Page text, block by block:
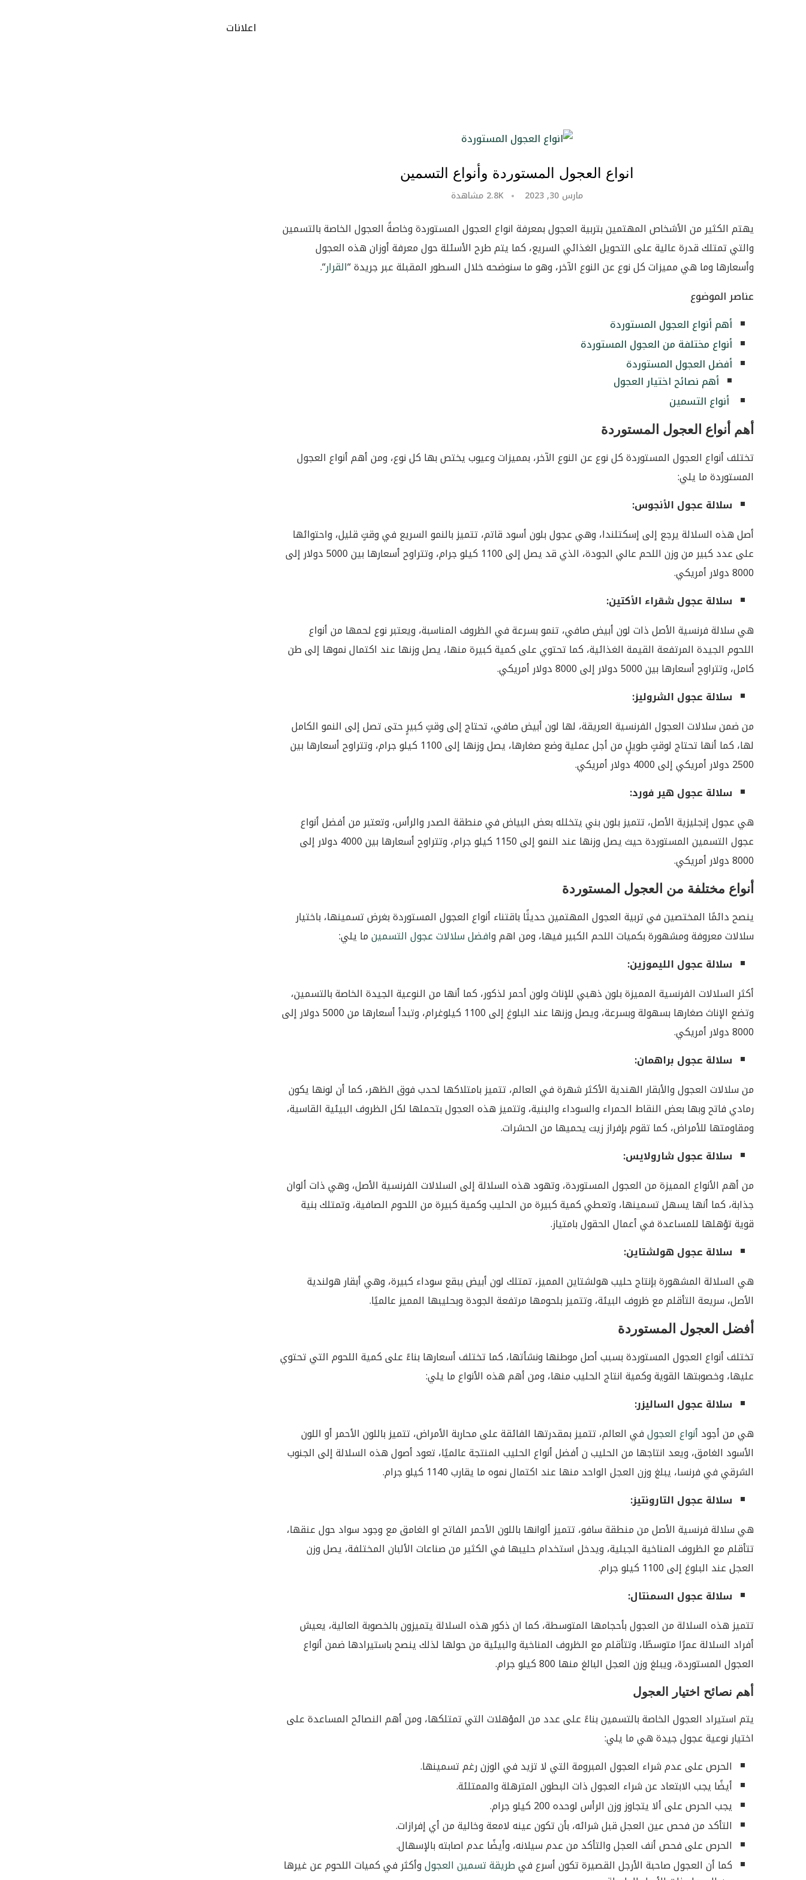
انواع العجول المستوردة وأنواع التسمين
مارس 30, 2023
2.8K مشاهدة
يهتم الكثير من الأشخاص المهتمين بتربية العجول بمعرفة انواع العجول المستوردةوخاصةً العجول الخاصة بالتسمين
والتي تمتلك قدرة عالية على التحويل الغذائي السريع، كما يتم طرح الأسئلة حول معرفة أوزان هذه العجول
وأسعارها وما هي مميزات كل نوع عن النوع الآخر، وهو ما سنوضحه خلال السطور المقبلة عبر جريدة “القرار“.
عناصر الموضوع
أهم أنواع العجول المستوردة
أنواع مختلفة من العجول المستوردة
أفضل العجول المستوردة
أهم نصائح اختيار العجول
أنواع التسمين
أهم أنواع العجول المستوردة
تختلفأنواع العجول المستوردةكل نوع عن النوع الآخر، بمميزات وعيوب يختص بها كل نوع، ومن أهم أنواع العجول
المستوردة ما يلي:
سلالة عجول الأنجوس:
أصل هذه السلالة يرجع إلى إسكتلندا، وهي عجول بلون أسود قاتم، تتميز بالنمو السريع في وقتٍ قليل، واحتوائها
على عدد كبير من وزن اللحم عالي الجودة، الذي قد يصل إلى 1100 كيلو جرام، وتتراوح أسعارها بين 5000 دولار إلى
8000 دولار أمريكي.
سلالة عجول شقراء الأكتين:
هي سلالة فرنسية الأصل ذات لون أبيض صافي، تنمو بسرعة في الظروف المناسبة، ويعتبر نوع لحمها من أنواع
اللحوم الجيدة المرتفعة القيمة الغذائية، كما تحتوي على كمية كبيرة منها، يصل وزنها عند اكتمال نموها إلى طن
كامل، وتتراوح أسعارها بين 5000 دولار إلى 8000 دولار أمريكي.
سلالة عجول الشروليز:
من ضمن سلالات العجول الفرنسية العريقة، لها لون أبيض صافي، تحتاج إلى وقتٍ كبيرٍ حتى تصل إلى النمو الكامل
لها، كما أنها تحتاج لوقتٍ طويلٍ من أجل عملية وضع صغارها، يصل وزنها إلى 1100 كيلو جرام، وتتراوح أسعارها بين
2500 دولار أمريكي إلى 4000 دولار أمريكي.
سلالة عجول هير فورد:
هي عجول إنجليزية الأصل، تتميز بلون بني يتخلله بعض البياض في منطقة الصدر والرأس، وتعتبر من أفضل أنواع
عجول التسمين المستوردة حيث يصل وزنها عند النمو إلى 1150 كيلو جرام، وتتراوح أسعارها بين 4000 دولار إلى
8000 دولار أمريكي.
أنواع مختلفة من العجول المستوردة
ينصح دائمًا المختصين في تربية العجول المهتمين حديثًا باقتناء أنواع العجول المستوردةبغرض تسمينها، باختيار
سلالات معروفة ومشهورة بكميات اللحم الكبير فيها، ومن اهم وافضل سلالات عجول التسمينما يلي:
سلالة عجول الليموزين:
أكثر السلالات الفرنسية المميزة بلون ذهبي للإناث ولون أحمر لذكور، كما أنها من النوعية الجيدة الخاصة بالتسمين،
وتضع الإناث صغارها بسهولة وبسرعة، ويصل وزنها عند البلوغ إلى 1100 كيلوغرام، وتبدأ أسعارها من 5000 دولار إلى
8000 دولار أمريكي.
سلالة عجول براهمان:
من سلالات العجول والأبقار الهندية الأكثر شهرة في العالم، تتميز بامتلاكها لحدب فوق الظهر، كما أن لونها يكون
رمادي فاتح وبها بعض النقاط الحمراء والسوداء والبنية، وتتميز هذه العجول بتحملها لكل الظروف البيئية القاسية،
ومقاومتها للأمراض، كما تقوم بإفراز زيت يحميها من الحشرات.
سلالة عجول شارولايس:
من أهم الأنواع المميزة من العجول المستوردة، وتهود هذه السلالة إلى السلالات الفرنسية الأصل، وهي ذات ألوان
جذابة، كما أنها يسهل تسمينها، وتعطي كمية كبيرة من الحليب وكمية كبيرة من اللحوم الصافية، وتمتلك بنية
قوية تؤهلها للمساعدة في أعمال الحقول بامتياز.
سلالة عجول هولشتاين:
هي السلالة المشهورة بإنتاج حليب هولشتاين المميز، تمتلك لون أبيض ببقع سوداء كبيرة، وهي أبقار هولندية
الأصل، سريعة التأقلم مع ظروف البيئة، وتتميز بلحومها مرتفعة الجودة وبحليبها المميز عالميًا.
أفضل العجول المستوردة
تختلفأنواع العجول المستوردةبسبب أصل موطنها ونشأتها، كما تختلف أسعارها بناءً على كمية اللحوم التي تحتوي
عليها، وخصوبتها القوية وكمية انتاج الحليب منها، ومن أهم هذه الأنواع ما يلي:
سلالة عجول الساليزر:
هي من أجود أنواع العجولفي العالم، تتميز بمقدرتها الفائقة على محاربة الأمراض، تتميز باللون الأحمر أو اللون
الأسود الغامق، ويعد انتاجها من الحليب ن أفضل أنواع الحليب المنتجة عالميًا، تعود أصول هذه السلالة إلى الجنوب
الشرقي في فرنسا، يبلغ وزن العجل الواحد منها عند اكتمال نموه ما يقارب 1140 كيلو جرام.
سلالة عجول التارونتيز:
هي سلالة فرنسية الأصل من منطقة سافو، تتميز ألوانها باللون الأحمر الفاتح او الغامق مع وجود سواد حول عنقها،
تتأقلم مع الظروف المناخية الجبلية، ويدخل استخدام حليبها في الكثير من صناعات الألبان المختلفة، يصل وزن
العجل عند البلوغ إلى 1100 كيلو جرام.
سلالة عجول السمنتال:
تتميز هذه السلالة من العجول بأحجامها المتوسطة، كما ان ذكور هذه السلالة يتميزون بالخصوبة العالية، يعيش
أفراد السلالة عمرًا متوسطًا، وتتأقلم مع الظروف المناخية والبيئية من حولها لذلك ينصح باستيرادها ضمنأنواع
العجول المستوردة، ويبلغ وزن العجل البالغ منها 800 كيلو جرام.
أهم نصائح اختيار العجول
يتم استيراد العجول الخاصة بالتسمين بناءً على عدد من المؤهلات التي تمتلكها، ومن أهم النصائح المساعدة على
اختيار نوعية عجول جيدة هي ما يلي:
الحرص على عدم شراء العجول المبرومة التي لا تزيد في الوزن رغم تسمينها.
أيضًا يجب الابتعاد عن شراء العجول ذات البطون المترهلة والممتلئة.
يجب الحرص على ألا يتجاوز وزن الرأس لوحده 200 كيلو جرام.
التأكد من فحص عين العجل قبل شرائه، بأن تكون عينه لامعة وخالية من أي إفرازات.
الحرص على فحص أنف العجل والتأكد من عدم سيلانه، وأيضًا عدم اصابته بالإسهال.
كما أن العجول صاحبة الأرجل القصيرة تكون أسرع فيطريقة تسمين العجولوأكثر في كميات اللحوم عن غيرها
اعلانات